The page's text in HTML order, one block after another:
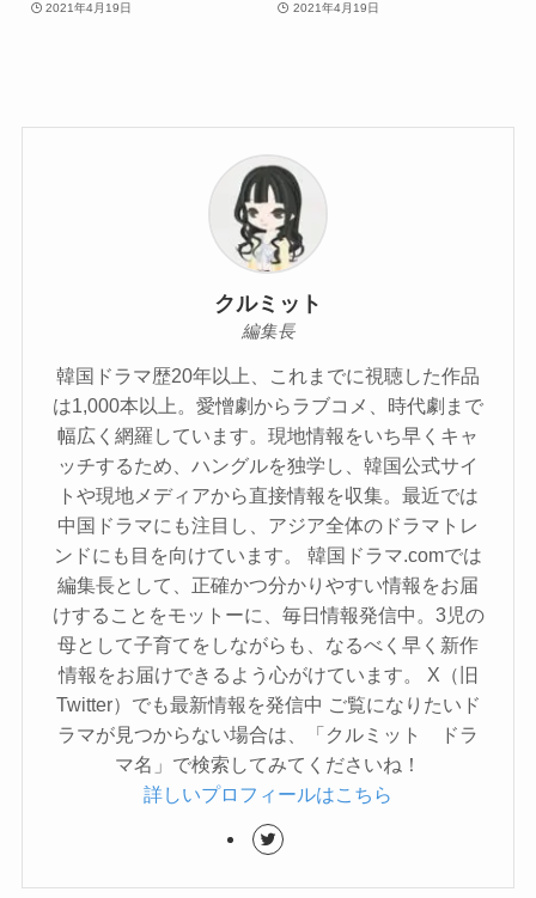
2021年4月19日 2021年4月19日
クルミット
編集長
韓国ドラマ歴20年以上、これまでに視聴した作品
は1,000本以上。愛憎劇からラブコメ、時代劇まで
幅広く網羅しています。現地情報をいち早くキャ
ッチするため、ハングルを独学し、韓国公式サイ
トや現地メディアから直接情報を収集。最近では
中国ドラマにも注目し、アジア全体のドラマトレ
ンドにも目を向けています。 韓国ドラマ.comでは
編集長として、正確かつ分かりやすい情報をお届
けすることをモットーに、毎日情報発信中。3児の
母として子育てをしながらも、なるべく早く新作
情報をお届けできるよう心がけています。 X（旧
Twitter）でも最新情報を発信中 ご覧になりたいド
ラマが見つからない場合は、「クルミット ドラ
マ名」で検索してみてくださいね！
詳しいプロフィールはこちら